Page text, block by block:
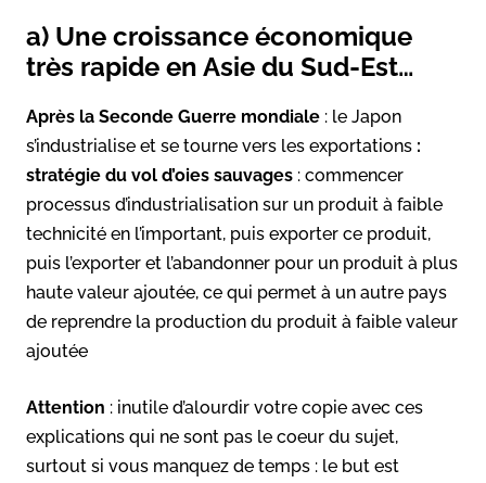
a) Une croissance économique
très rapide en Asie du Sud-Est…
Après la Seconde Guerre mondiale : le Japon
s’industrialise et se tourne vers les exportations :
stratégie du vol d’oies sauvages : commencer
processus d’industrialisation sur un produit à faible
technicité en l’important, puis exporter ce produit,
puis l’exporter et l’abandonner pour un produit à plus
haute valeur ajoutée, ce qui permet à un autre pays
de reprendre la production du produit à faible valeur
ajoutée
Attention : inutile d’alourdir votre copie avec ces
explications qui ne sont pas le coeur du sujet,
surtout si vous manquez de temps : le but est